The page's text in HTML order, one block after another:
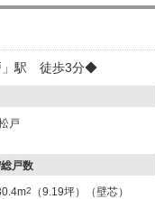
」駅 徒歩3分◆
戸
戸数
2
（9.19坪）（壁芯）